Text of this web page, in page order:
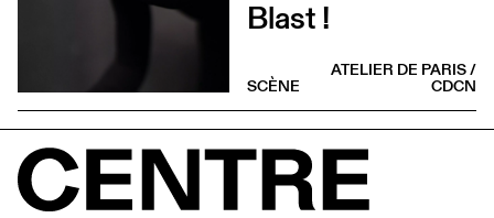
Blast !
ATELIER DE PARIS /
CDCN
SCÈNE